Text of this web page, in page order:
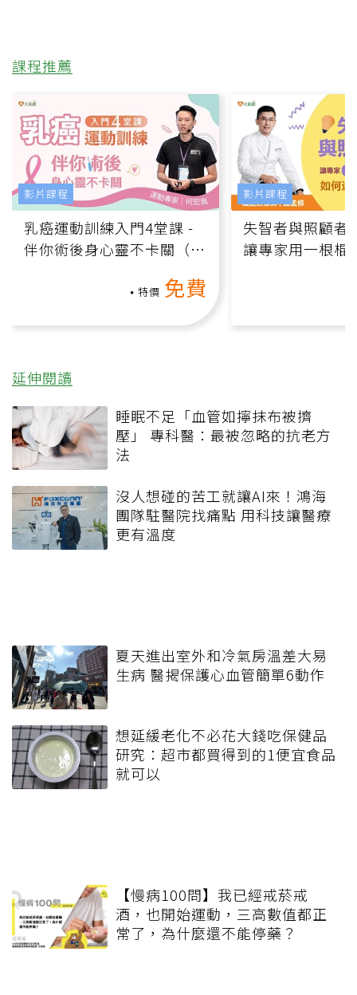
課程推薦
乳癌運動訓練入門4堂課 -
伴你術後身心靈不卡關（線
特價 免費
影片課程
失智者與照顧者
讓專家用一根棍
影片課程
延伸閱讀
睡眠不足「血管如擰抹布被擠
壓」 專科醫：最被忽略的抗老方
法
沒人想碰的苦工就讓AI來！鴻海
團隊駐醫院找痛點 用科技讓醫療
更有溫度
夏天進出室外和冷氣房溫差大易
生病 醫揭保護心血管簡單6動作
想延緩老化不必花大錢吃保健品
研究：超市都買得到的1便宜食品
就可以
【慢病100問】我已經戒菸戒
酒，也開始運動，三高數值都正
常了，為什麼還不能停藥？